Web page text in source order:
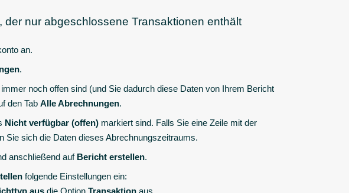
nur abgeschlossene Transaktionen enthält
an.
.
noch offen sind (und Sie dadurch diese Daten von Ihrem Bericht
den Tab Alle Abrechnungen.
Nicht verfügbar (offen) markiert sind. Falls Sie eine Zeile mit der
Sie sich die Daten dieses Abrechnungszeitraums.
anschließend auf Bericht erstellen.
folgende Einstellungen ein: